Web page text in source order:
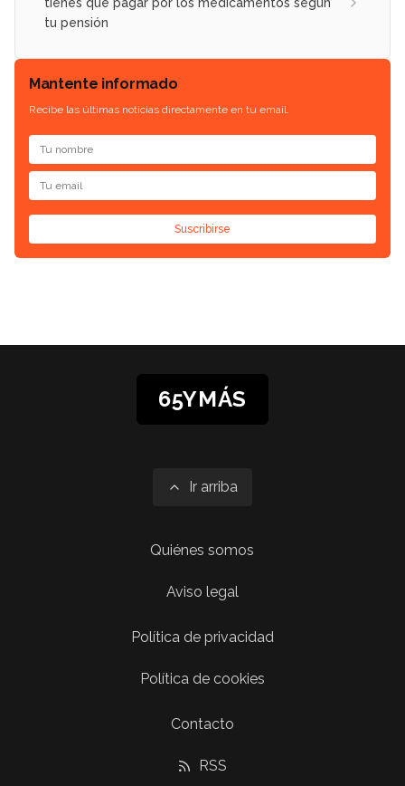
tu pensión
Mantente informado
Recibe las últimas noticias directamente en tu email.
Suscribirse
65YMÁS
Ir arriba
Quiénes somos
Aviso legal
Política de privacidad
Política de cookies
Contacto
RSS